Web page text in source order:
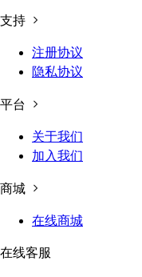
支持
注册协议
隐私协议
平台
关于我们
加入我们
商城
在线商城
在线客服